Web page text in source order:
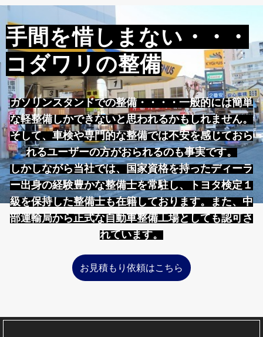
手間を惜しまない・・・
コダワリの整備
ガソリンスタンドでの整備・・・・一般的には簡単
な軽整備しかできないと思われるかもしれません。
そして、車検や専門的な整備では不安を感じておら
れるユーザーの方がおられるのも事実です。
しかしながら当社では、国家資格を持ったディーラ
ー出身の経験豊かな整備士を常駐し、トヨタ検定１
級を保持した整備士も在籍しております。また、中
部運輸局から正式な自動車整備工場としても認可さ
れています。
お見積もり依頼はこちら